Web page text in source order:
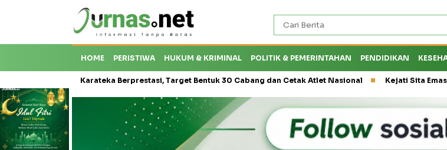
HOME PERISTIWA HUKUM & KRIMINAL POLITIK & PEMERINTAHAN PENDIDIKAN
Karateka Berprestasi, Target Bentuk 30 Cabang dan Cetak Atlet Nasional Kejati Sita Emas Antam dari